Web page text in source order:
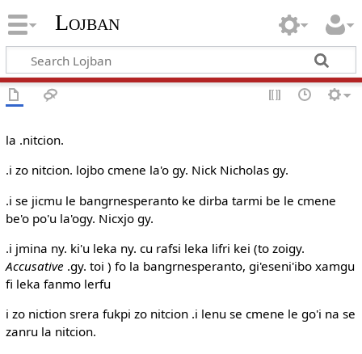
Lojban
la .nitcion.
.i zo nitcion. lojbo cmene la'o gy. Nick Nicholas gy.
.i se jicmu le bangrnesperanto ke dirba tarmi be le cmene
be'o po'u la'ogy. Nicxjo gy.
.i jmina ny. ki'u leka ny. cu rafsi leka lifri kei (to zoigy.
Accusative .gy. toi ) fo la bangrnesperanto, gi'eseni'ibo xamgu
fi leka fanmo lerfu
i zo niction srera fukpi zo nitcion .i lenu se cmene le go'i na se
zanru la nitcion.